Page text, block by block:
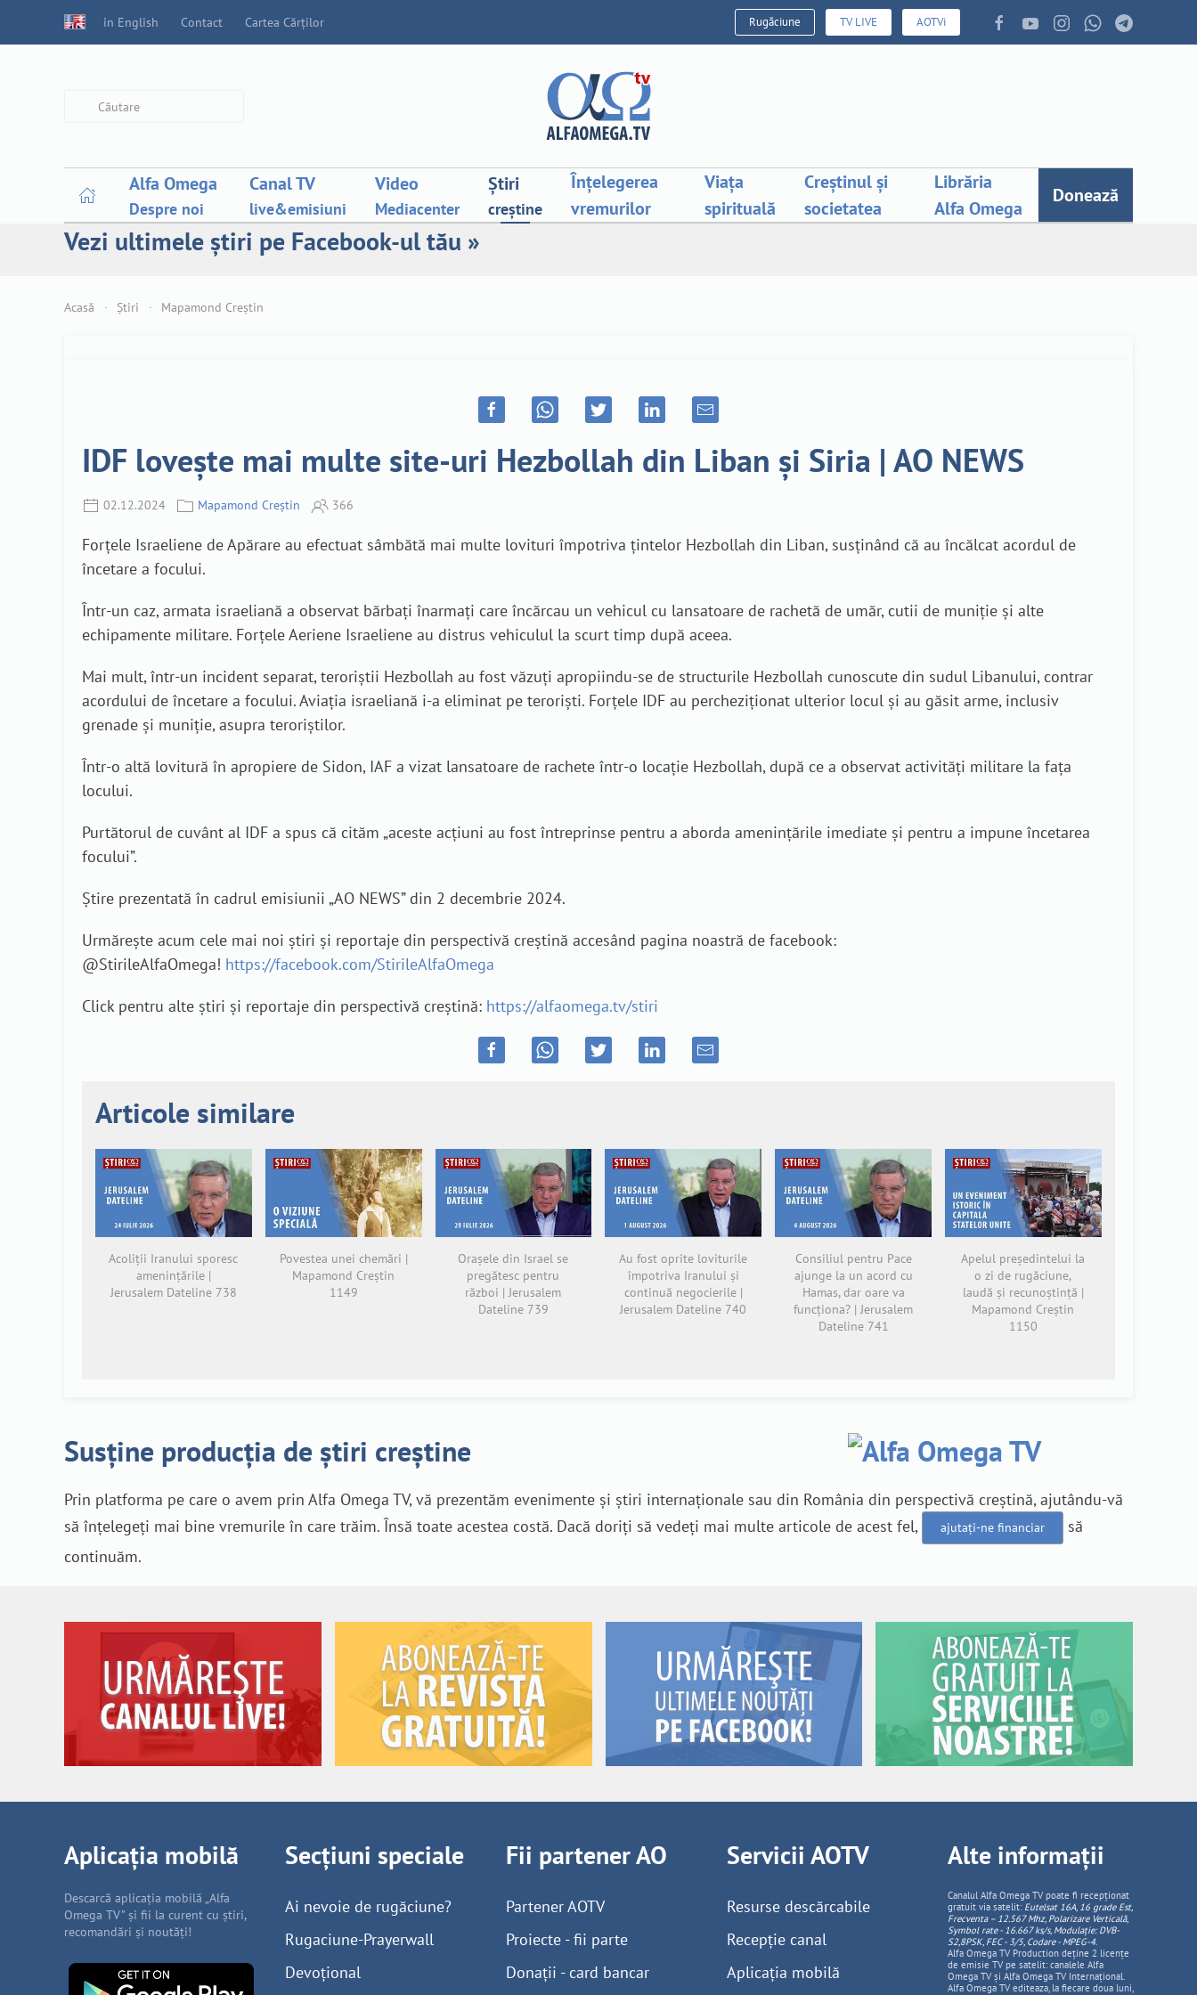
in English Contact Cartea Cărților Rugăciune TV LIVE AOTVi
Alfa Omega
Despre noi
Canal TV
live&emisiuni
Video
Mediacenter
Știri
creștine
Înțelegerea
vremurilor
Viața
spirituală
Creștinul și
societatea
Librăria
Alfa Omega
Donează
Vezi ultimele știri pe Facebook-ul tău »
Acasă Știri Mapamond Creștin
IDF lovește mai multe site-uri Hezbollah din Liban și Siria | AO NEWS
02.12.2024 Mapamond Creștin 366
Forțele Israeliene de Apărare au efectuat sâmbătă mai multe lovituri împotriva țintelor Hezbollah din Liban, susținând că au încălcat acordul de
încetare a focului.
Într-un caz, armata israeliană a observat bărbați înarmați care încărcau un vehicul cu lansatoare de rachetă de umăr, cutii de muniție și alte
echipamente militare. Forțele Aeriene Israeliene au distrus vehiculul la scurt timp după aceea.
Mai mult, într-un incident separat, teroriștii Hezbollah au fost văzuți apropiindu-se de structurile Hezbollah cunoscute din sudul Libanului, contrar
acordului de încetare a focului. Aviația israeliană i-a eliminat pe terorişti. Forțele IDF au percheziționat ulterior locul și au găsit arme, inclusiv
grenade și muniție, asupra teroriștilor.
Într-o altă lovitură în apropiere de Sidon, IAF a vizat lansatoare de rachete într-o locație Hezbollah, după ce a observat activități militare la fața
locului.
Purtătorul de cuvânt al IDF a spus că cităm „aceste acțiuni au fost întreprinse pentru a aborda amenințările imediate și pentru a impune încetarea
focului”.
Știre prezentată în cadrul emisiunii „AO NEWS” din 2 decembrie 2024.
Urmărește acum cele mai noi știri și reportaje din perspectivă creștină accesând pagina noastră de facebook:
@StirileAlfaOmega! https://facebook.com/StirileAlfaOmega
Click pentru alte știri și reportaje din perspectivă creștină: https://alfaomega.tv/stiri
Articole similare
Acoliții Iranului sporesc
amenințările |
Jerusalem Dateline 738
Povestea unei chemări |
Mapamond Creștin
1149
Orașele din Israel se
pregătesc pentru
război | Jerusalem
Dateline 739
Au fost oprite loviturile
împotriva Iranului și
continuă negocierile |
Jerusalem Dateline 740
Consiliul pentru Pace
ajunge la un acord cu
Hamas, dar oare va
funcționa? | Jerusalem
Dateline 741
Apelul președintelui la
o zi de rugăciune,
laudă și recunoștință |
Mapamond Creștin
1150
Susține producția de știri creștine
Prin platforma pe care o avem prin Alfa Omega TV, vă prezentăm evenimente și știri internaționale sau din România din perspectivă creștină, ajutându-vă
să înțelegeți mai bine vremurile în care trăim. Însă toate acestea costă. Dacă doriți să vedeți mai multe articole de acest fel,
ajutați-ne financiar
să
continuăm.
Aplicația mobilă
Descarcă aplicația mobilă „Alfa
Omega TV” și fii la curent cu știri,
recomandări și noutăți!
Secțiuni speciale
Ai nevoie de rugăciune?
Rugaciune-Prayerwall
Devoțional
Fii partener AO
Partener AOTV
Proiecte - fii parte
Donații - card bancar
Servicii AOTV
Resurse descărcabile
Recepție canal
Aplicația mobilă
Alte informații
Canalul Alfa Omega TV poate fi recepționat
gratuit via satelit: Eutelsat 16A, 16 grade Est,
Frecventa – 12.567 Mhz, PolarizareVerticală,
Symbol rate - 16.667 ks/s, Modulație: DVB-
S2,8PSK, FEC - 3/5, Codare - MPEG-4.
Alfa Omega TV Production deține 2 licențe
de emisie TV pe satelit: canalele Alfa
Omega TV și Alfa Omega TV Internațional.
Alfa Omega TV editeaza, la fiecare doua luni,